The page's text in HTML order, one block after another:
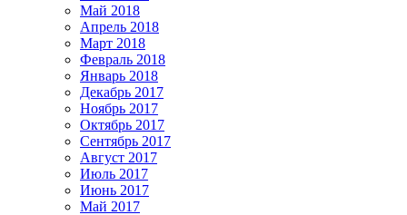
Май 2018
Апрель 2018
Март 2018
Февраль 2018
Январь 2018
Декабрь 2017
Ноябрь 2017
Октябрь 2017
Сентябрь 2017
Август 2017
Июль 2017
Июнь 2017
Май 2017